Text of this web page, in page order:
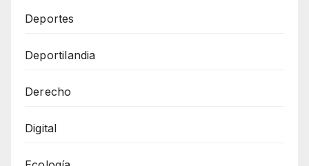
Deportes
Deportilandia
Derecho
Digital